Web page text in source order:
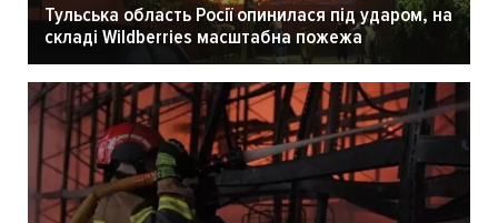
Тульська область Росії опинилася під ударом, на
складі Wildberries масштабна пожежа